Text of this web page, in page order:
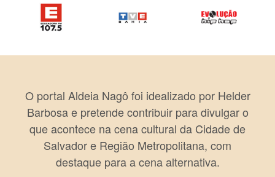
O portal Aldeia Nagô foi idealizado por Helder
Barbosa e pretende contribuir para divulgar o
que acontece na cena cultural da Cidade de
Salvador e Região Metropolitana, com
destaque para a cena alternativa.